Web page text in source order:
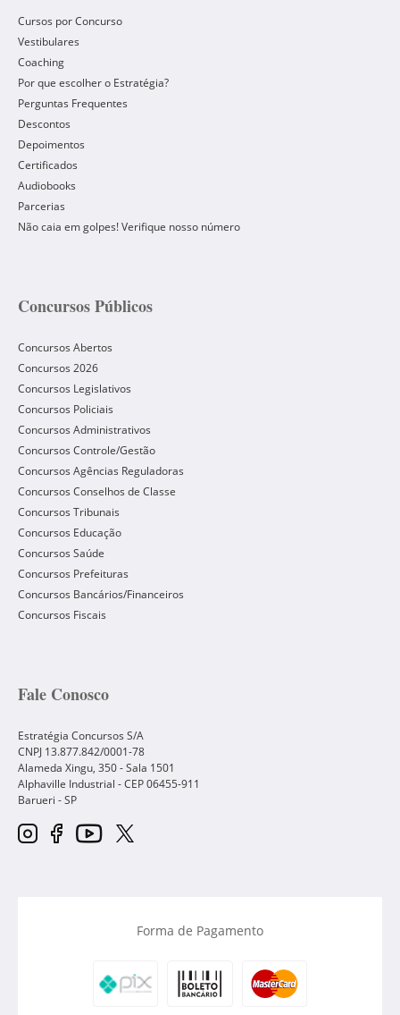
Cursos por Concurso
Vestibulares
Coaching
Por que escolher o Estratégia?
Perguntas Frequentes
Descontos
Depoimentos
Certificados
Audiobooks
Parcerias
Não caia em golpes! Verifique nosso número
Concursos Públicos
Concursos Abertos
Concursos 2026
Concursos Legislativos
Concursos Policiais
Concursos Administrativos
Concursos Controle/Gestão
Concursos Agências Reguladoras
Concursos Conselhos de Classe
Concursos Tribunais
Concursos Educação
Concursos Saúde
Concursos Prefeituras
Concursos Bancários/Financeiros
Concursos Fiscais
Fale Conosco
Estratégia Concursos S/A
CNPJ 13.877.842/0001-78
Alameda Xingu, 350 - Sala 1501
Alphaville Industrial - CEP06455-911
Barueri -SP
Forma de Pagamento